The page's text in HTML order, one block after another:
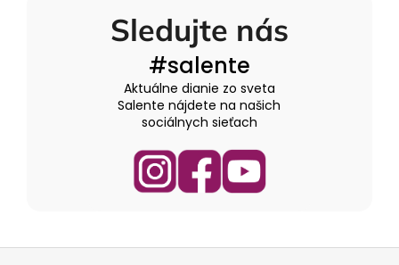
Sledujte nás
#salente
Aktuálne dianie zo sveta
Salente nájdete na našich
sociálnych sieťach